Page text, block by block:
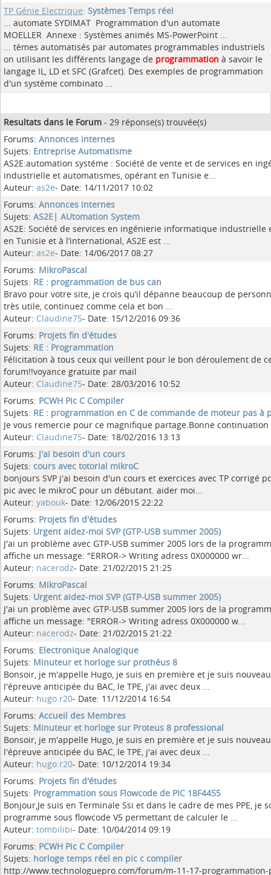
TP Génie Electrique: Systèmes Temps réel
... automate SYDIMAT Programmation d'un automate
MOELLER Annexe : Systèmes animés MS-PowerPoint ...
... tèmes automatisés par automates programmables industriels
on utilisant les différents langage de programmation à savoir le
langage IL, LD et SFC (Grafcet). Des exemples de programmation
d'un système combinato ...
Resultats dans le Forum - 29 réponse(s) trouvée(s)
Forums: Annonces internes
Sujets: Entreprise Automatisme
AS2E:automation systéme : Société de vente et de services en
industrielle et automatismes, opérant en Tunisie e...
Auteur: as2e- Date: 14/11/2017 10:02
Forums: Annonces internes
Sujets: AS2E| AUtomation System
AS2E: Société de services en ingénierie informatique industrielle
en Tunisie et à l’international, AS2E est ...
Auteur: as2e- Date: 14/06/2017 08:27
Forums: MikroPascal
Sujets: RE : programmation de bus can
Bravo pour votre site, je crois qu’il dépanne beaucoup de
très utile, continuez comme cela et bon ...
Auteur: Claudine75- Date: 15/12/2016 09:36
Forums: Projets fin d'études
Sujets: RE : Programmation
Félicitation à tous ceux qui veillent pour le bon déroulement de
forum!!voyance gratuite par mail
Auteur: Claudine75- Date: 28/03/2016 10:52
Forums: PCWH Pic C Compiler
Sujets: RE : programmation en C de commande de moteur pas à
Je vous remercie pour ce magnifique partage.Bonne
Auteur: Claudine75- Date: 18/02/2016 13:13
Forums: J'ai besoin d'un cours
Sujets: cours avec totorial mikroC
bonjours SVP j'ai besoin d'un cours et exercices avec TP corrigé
pic avec le mikroC pour un débutant. aider moi...
Auteur: yabouk- Date: 12/06/2015 22:22
Forums: Projets fin d'études
Sujets: Urgent aidez-moi SVP (GTP-USB summer 2005)
J'ai un problème avec GTP-USB summer 2005 lors de la
affiche un message: "ERROR-> Writing adress 0X000000 wr...
Auteur: nacerodz- Date: 21/02/2015 21:25
Forums: MikroPascal
Sujets: Urgent aidez-moi SVP (GTP-USB summer 2005)
J'ai un problème avec GTP-USB summer 2005 lors de la
affiche un message: "ERROR-> Writing adress 0X000000 w...
Auteur: nacerodz- Date: 21/02/2015 21:22
Forums: Electronique Analogique
Sujets: Minuteur et horloge sur prothéus 8
Bonsoir, je m'appelle Hugo, je suis en première et je suis
l'épreuve anticipée du BAC, le TPE, j'ai avec deux ...
Auteur: hugo.r20- Date: 11/12/2014 16:54
Forums: Accueil des Membres
Sujets: Minuteur et horloge sur Proteus 8 professional
Bonsoir, je m'appelle Hugo, je suis en première et je suis
l'épreuve anticipée du BAC, le TPE, j'ai avec deux ...
Auteur: hugo.r20- Date: 10/12/2014 19:34
Forums: Projets fin d'études
Sujets: Programmation sous Flowcode de PIC 18F4455
Bonjour,Je suis en Terminale Ssi et dans le cadre de mes PPE, je
programme sous flowcode V5 permettant de calculer le ...
Auteur: tombilibi- Date: 10/04/2014 09:19
Forums: PCWH Pic C Compiler
Sujets: horloge temps réel en pic c compiler
http://www.technologuepro.com/forum/m-11-17-